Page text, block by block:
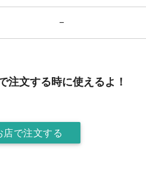
–
注文する時に使えるよ！
店で注文する